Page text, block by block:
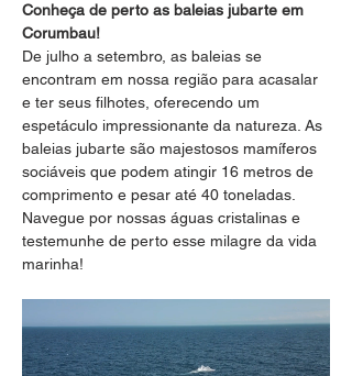
Conheça de perto as baleias jubarte em
Corumbau!
De julho a setembro, as baleias se
encontram em nossa região para acasalar
e ter seus filhotes, oferecendo um
espetáculo impressionante da natureza. As
baleias jubarte são majestosos mamíferos
sociáveis que podem atingir 16 metros de
comprimento e pesar até 40 toneladas.
Navegue por nossas águas cristalinas e
testemunhe de perto esse milagre da vida
marinha!